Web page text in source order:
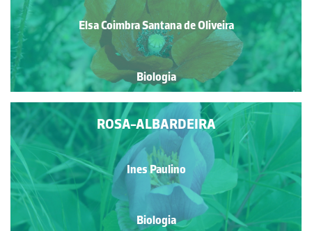
Elsa Coimbra Santana de Oliveira
Biologia
ROSA-ALBARDEIRA
Ines Paulino
Biologia